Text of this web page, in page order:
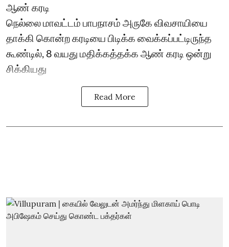
ஆண் கரடி
நெல்லை மாவட்டம் பாபநாசம் அருகே விவசாயியை
தாக்கி கொன்ற கரடியை பிடிக்க வைக்கப்பட்டிருந்த
கூண்டில், 8 வயது மதிக்கத்தக்க ஆண் கரடி ஒன்று
சிக்கியது
Read More